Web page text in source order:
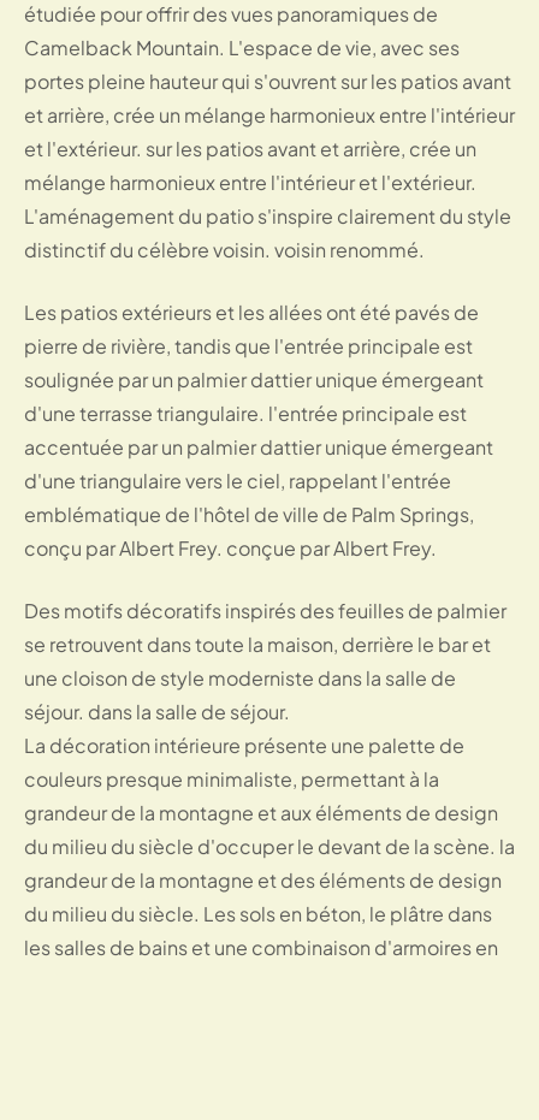
étudiée pour offrir des vues panoramiques de
Camelback Mountain. L'espace de vie, avec ses
portes pleine hauteur qui s'ouvrent sur les patios avant
et arrière, crée un mélange harmonieux entre l'intérieur
et l'extérieur. sur les patios avant et arrière, crée un
mélange harmonieux entre l'intérieur et l'extérieur.
L'aménagement du patio s'inspire clairement du style
distinctif du célèbre voisin. voisin renommé.
Les patios extérieurs et les allées ont été pavés de
pierre de rivière, tandis que l'entrée principale est
soulignée par un palmier dattier unique émergeant
d'une terrasse triangulaire. l'entrée principale est
accentuée par un palmier dattier unique émergeant
d'une triangulaire vers le ciel, rappelant l'entrée
emblématique de l'hôtel de ville de Palm Springs,
conçu par Albert Frey. conçue par Albert Frey.
Des motifs décoratifs inspirés des feuilles de palmier
se retrouvent dans toute la maison, derrière le bar et
une cloison de style moderniste dans la salle de
séjour. dans la salle de séjour.
La décoration intérieure présente une palette de
couleurs presque minimaliste, permettant à la
grandeur de la montagne et aux éléments de design
du milieu du siècle d'occuper le devant de la scène. la
grandeur de la montagne et des éléments de design
du milieu du siècle. Les sols en béton, le plâtre dans
les salles de bains et une combinaison d'armoires en